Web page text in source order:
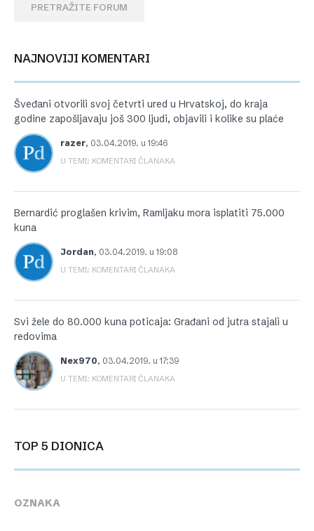
PRETRAŽITE FORUM
NAJNOVIJI KOMENTARI
Šveđani otvorili svoj četvrti ured u Hrvatskoj, do kraja
godine zapošljavaju još 300 ljudi, objavili i kolike su plaće
razer, 03.04.2019. u 19:46
U TEMI: KOMENTARI ČLANAKA
Bernardić proglašen krivim, Ramljaku mora isplatiti 75.000
kuna
Jordan, 03.04.2019. u 19:08
U TEMI: KOMENTARI ČLANAKA
Svi žele do 80.000 kuna poticaja: Građani od jutra stajali u
redovima
Nex970, 03.04.2019. u 17:39
U TEMI: KOMENTARI ČLANAKA
TOP 5 DIONICA
OZNAKA